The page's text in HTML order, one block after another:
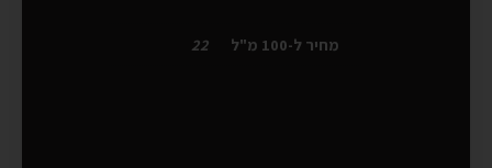
מחיר ל-100 מ"ל 22